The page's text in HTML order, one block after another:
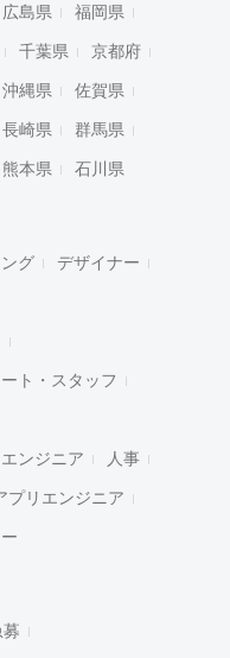
広島県 福岡県
千葉県 京都府
沖縄県 佐賀県
長崎県 群馬県
熊本県 石川県
グ デザイナー
ト・スタッフ
ンジニア 人事
プリエンジニア
募